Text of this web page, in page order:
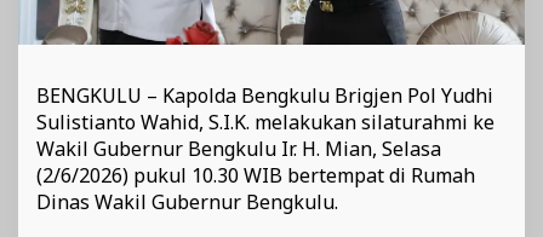
BENGKULU – Kapolda Bengkulu Brigjen Pol Yudhi
Sulistianto Wahid, S.I.K. melakukan silaturahmi ke
Wakil Gubernur Bengkulu Ir. H. Mian, Selasa
(2/6/2026) pukul 10.30 WIB bertempat di Rumah
Dinas Wakil Gubernur Bengkulu.